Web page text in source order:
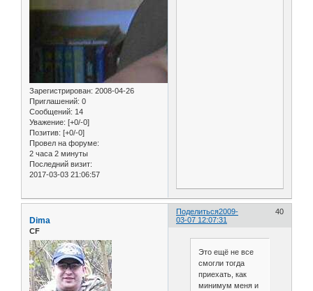
Зарегистрирован: 2008-04-26
Приглашений: 0
Сообщений: 14
Уважение: [+0/-0]
Позитив: [+0/-0]
Провел на форуме:
2 часа 2 минуты
Последний визит:
2017-03-03 21:06:57
Поделиться 40
2009-
03-07 12:07:31
Dima
CF
Это ещё не все
смогли тогда
приехать, как
минимум меня и